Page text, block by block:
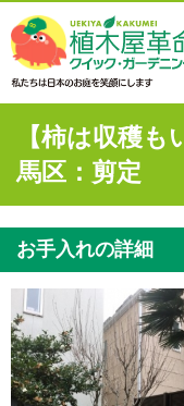
【柿は収穫
馬区：剪定
お手入れの詳細